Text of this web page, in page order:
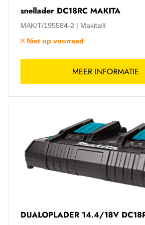
snellader DC18RC MAKITA
MAK/T/195584-2
Makita®
Niet op voorraad
MEER INFORMATIE
DUALOPLADER 14.4/18V